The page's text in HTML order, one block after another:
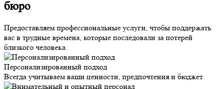
бюро
Предоставляем профессиональные услуги, чтобы поддержать
вас в трудные времена, которые последовали за потерей
близкого человека.
Персонализированный подход
Всегда учитываем ваши ценности, предпочтения и бюджет